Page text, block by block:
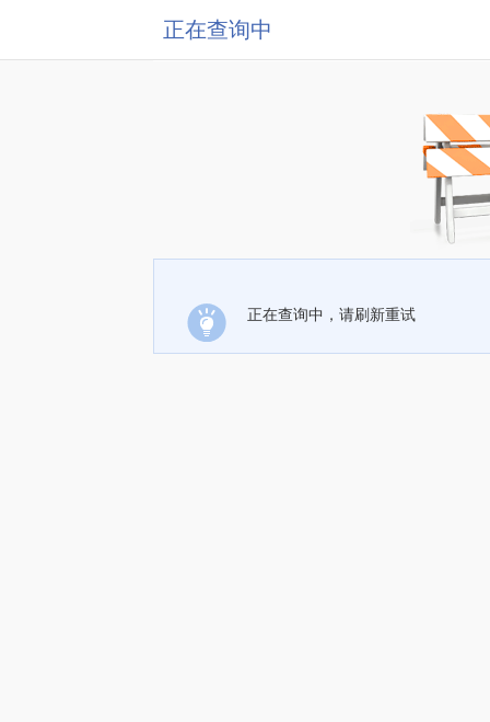
正在查询中
正在查询中，请刷新重试